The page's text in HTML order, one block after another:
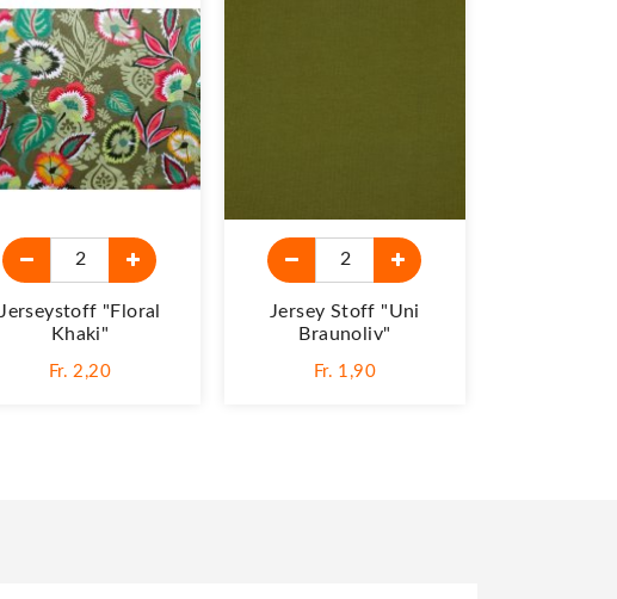
Jerseystoff "Floral
Khaki"
Fr. 2,20
Jersey Stoff "Uni
Braunoliv"
Fr. 1,90